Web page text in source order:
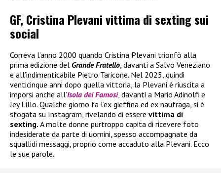
GF, Cristina Plevani vittima di sexting sui
social
Correva l’anno 2000 quando Cristina Plevani trionfò alla
prima edizione del Grande Fratello, davanti a Salvo Veneziano
e all’indimenticabile Pietro Taricone. Nel 2025, quindi
venticinque anni dopo quella vittoria, la Plevani è riuscita a
imporsi anche all’Isola dei Famosi, davanti a Mario Adinolfi e
Jey Lillo. Qualche giorno fa l’ex gieffina ed ex naufraga, si è
sfogata su Instagram, rivelando di essere vittima di
sexting. A molte donne purtroppo capita di ricevere foto
indesiderate da parte di uomini, spesso accompagnate da
squallidi messaggi, proprio come accaduto alla Plevani. Ecco
le sue parole.